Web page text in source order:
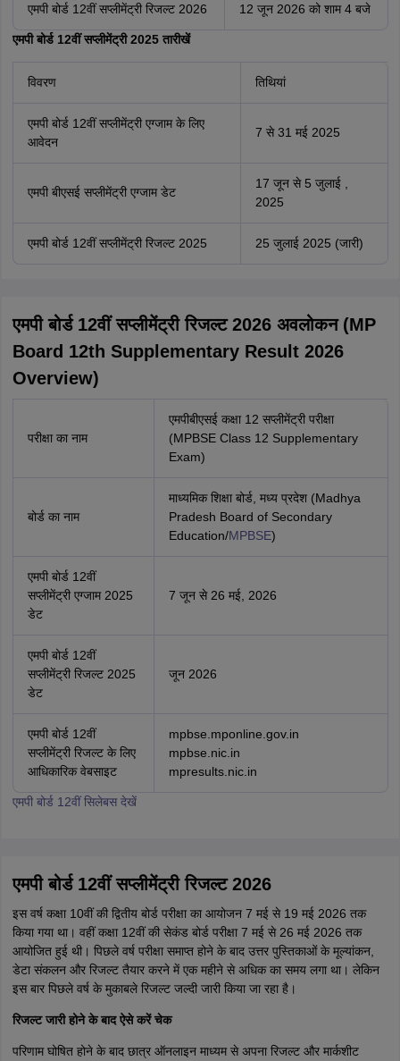
एमपी बोर्ड 12वीं सप्लीमेंट्री रिजल्ट 2026 12 जून 2026 को शाम 4 बजे
एमपी बोर्ड 12वीं सप्लीमेंट्री 2025 तारीखें
विवरण तिथियां
एमपी बोर्ड 12वीं सप्लीमेंट्री एग्जाम के लिए
आवेदन
7 से 31 मई 2025
एमपी बीएसई सप्लीमेंट्री एग्जाम डेट
17 जून से 5 जुलाई ,
2025
एमपी बोर्ड 12वीं सप्लीमेंट्री रिजल्ट 2025 25 जुलाई 2025 (जारी)
एमपी बोर्ड 12वीं सप्लीमेंट्री रिजल्ट 2026 अवलोकन (MP
Board 12th Supplementary Result 2026
Overview)
परीक्षा का नाम
एमपीबीएसई कक्षा 12 सप्लीमेंट्री परीक्षा
(MPBSE Class 12 Supplementary
Exam)
बोर्ड का नाम
माध्यमिक शिक्षा बोर्ड, मध्य प्रदेश (Madhya
Pradesh Board of Secondary
Education/MPBSE)
एमपी बोर्ड 12वीं
सप्लीमेंट्री एग्जाम 2025
डेट
7 जून से 26 मई, 2026
एमपी बोर्ड 12वीं
सप्लीमेंट्री रिजल्ट 2025
डेट
जून 2026
एमपी बोर्ड 12वीं
सप्लीमेंट्री रिजल्ट के लिए
आधिकारिक वेबसाइट
mpbse.mponline.gov.in
mpbse.nic.in
mpresults.nic.in
एमपी बोर्ड 12वीं सिलेबस देखें
एमपी बोर्ड 12वीं सप्लीमेंट्री रिजल्ट 2026
इस वर्ष कक्षा 10वीं की द्वितीय बोर्ड परीक्षा का आयोजन 7 मई से 19 मई 2026 तक
किया गया था। वहीं कक्षा 12वीं की सेकंड बोर्ड परीक्षा 7 मई से 26 मई 2026 तक
आयोजित हुई थी। पिछले वर्ष परीक्षा समाप्त होने के बाद उत्तर पुस्तिकाओं के मूल्यांकन,
डेटा संकलन और रिजल्ट तैयार करने में एक महीने से अधिक का समय लगा था। लेकिन
इस बार पिछले वर्ष के मुकाबले रिजल्ट जल्दी जारी किया जा रहा है।
रिजल्ट जारी होने के बाद ऐसे करें चेक
परिणाम घोषित होने के बाद छात्र ऑनलाइन माध्यम से अपना रिजल्ट और मार्कशीट